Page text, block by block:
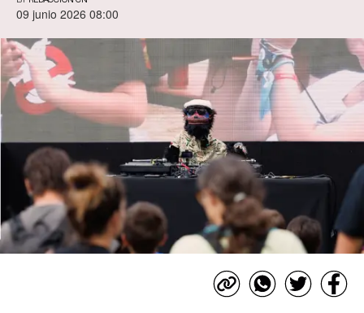
09 junio 2026 08:00